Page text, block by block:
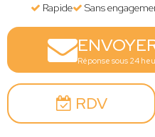
Rapide Sans
Réponse sous 24
RDV